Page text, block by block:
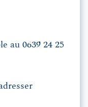
au 0639 24 25